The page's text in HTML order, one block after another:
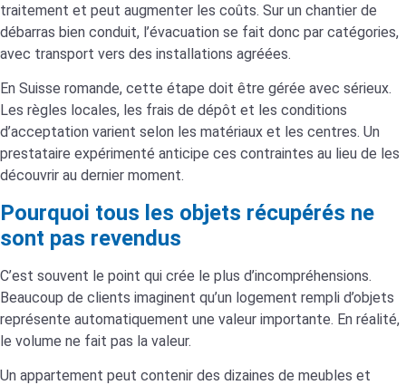
traitement et peut augmenter les coûts. Sur un chantier de
débarras bien conduit, l’évacuation se fait donc par catégories,
avec transport vers des installations agréées.
En Suisse romande, cette étape doit être gérée avec sérieux.
Les règles locales, les frais de dépôt et les conditions
d’acceptation varient selon les matériaux et les centres. Un
prestataire expérimenté anticipe ces contraintes au lieu de les
découvrir au dernier moment.
Pourquoi tous les objets récupérés ne
sont pas revendus
C’est souvent le point qui crée le plus d’incompréhensions.
Beaucoup de clients imaginent qu’un logement rempli d’objets
représente automatiquement une valeur importante. En réalité,
le volume ne fait pas la valeur.
Un appartement peut contenir des dizaines de meubles et